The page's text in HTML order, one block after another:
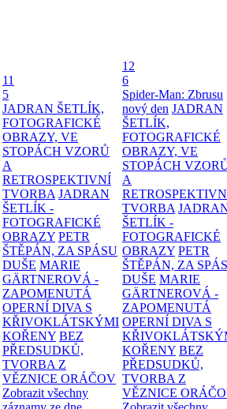
11
5
JADRAN ŠETLÍK,
FOTOGRAFICKÉ
OBRAZY, VE
STOPÁCH VZORŮ
A
RETROSPEKTIVNÍ
TVORBA JADRAN
ŠETLÍK -
FOTOGRAFICKÉ
OBRAZY PETR
ŠTĚPÁN, ZA SPÁSU
DUŠE MARIE
GÄRTNEROVÁ -
ZAPOMENUTÁ
OPERNÍ DIVA S
KŘIVOKLÁTSKÝMI
KOŘENY BEZ
PŘEDSUDKŮ,
TVORBA Z
VĚZNICE ORÁČOV
Zobrazit všechny
12
6
Spider-Man: Zbrusu
nový den JADRAN
ŠETLÍK,
FOTOGRAFICKÉ
OBRAZY, VE
STOPÁCH
A
TVORBA
ŠETLÍK -
FOTOGRAFICKÉ
OBRAZY PETR
ŠTĚPÁN, ZA
DUŠE MARIE
GÄRTNEROVÁ -
ZAPOMENUTÁ
OPERNÍ DIVA S
KOŘENY BEZ
PŘEDSUDKŮ,
TVORBA Z
VĚZNICE